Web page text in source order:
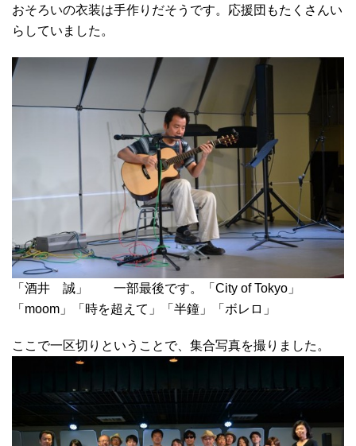
おそろいの衣装は手作りだそうです。応援団もたくさんい
らしていました。
「酒井 誠」 一部最後です。「City of Tokyo」
「moom」「時を超えて」「半鐘」「ボレロ」
ここで一区切りということで、集合写真を撮りました。